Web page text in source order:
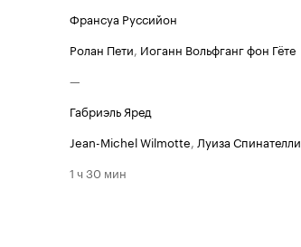
Франсуа Руссийон
Ролан Пети, Иоганн Вольфганг фон Гёте
—
Габриэль Яред
Jean-Michel Wilmotte, Луиза Спинателли
1 ч 30 мин